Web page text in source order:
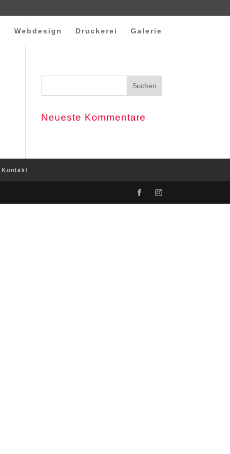
Webdesign Druckerei Galerie
Neueste Kommentare
Kontakt